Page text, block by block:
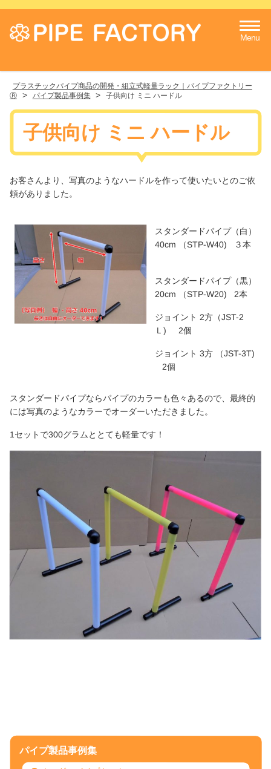
Menu
プラスチックパイプ商品の開発・組立式軽量ラック｜パイプファクトリー
Ⓡ
> パイプ製品事例集 > 子供向け ミニ ハードル
子供向け ミニ ハードル
お客さんより、写真のようなハードルを作って使いたいとのご依
頼がありました。
スタンダードパイプ（白）
40cm （STP-W40) ３本
スタンダードパイプ（黒）
20cm （STP-W20) 2本
ジョイント 2方（JST-2
Ｌ) 2個
ジョイント 3方 （JST-3T)
2個
スタンダードパイプならパイプのカラーも色々あるので、最終的
には写真のようなカラーでオーダーいただきました。
1セットで300グラムととても軽量です！
パイプ製品事例集